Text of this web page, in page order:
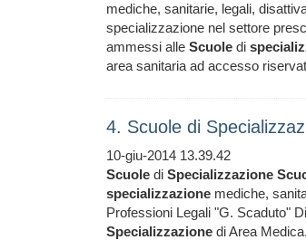
mediche, sanitarie, legali,
specializzazione nel settore
ammessi alle Scuole di
area sanitaria ad accesso
4. Scuole di
10-giu-2014 13.39.42
Scuole di Specializzazione
specializzazione mediche,
Professioni Legali "G. Scaduto"
Specializzazione di Area